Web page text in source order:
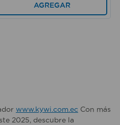
AGREGAR
www.kywi.com.ec Con más
2025, descubre la